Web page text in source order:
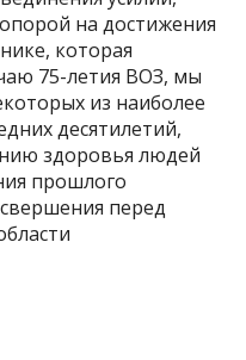
на достижения
которая
75-летия ВОЗ, мы
из наиболее
десятилетий,
здоровья людей
прошлого
перед